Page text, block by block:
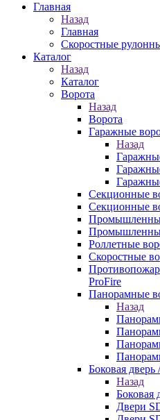
Главная
Назад
Главная
Скоростные
Каталог
Назад
Каталог
Ворота
Назад
Ворота
Гаражные
Назад
Секционные
Секционные
Роллетные
Скоростные
ProFire
Панорамные
Назад
Боковая дверь
Назад
Боковая
Двери